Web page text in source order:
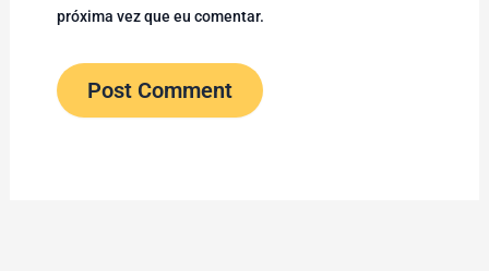
próxima vez que eu comentar.